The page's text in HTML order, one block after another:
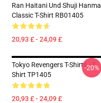
Ran Haitani Und Shuji Hanma
Classic T-Shirt RB01405
20,93 £ - 24,09 £
Tokyo Revengers T-Shirts - T-
Shirt TP1405
20,93 £ - 24,09 £
-20%